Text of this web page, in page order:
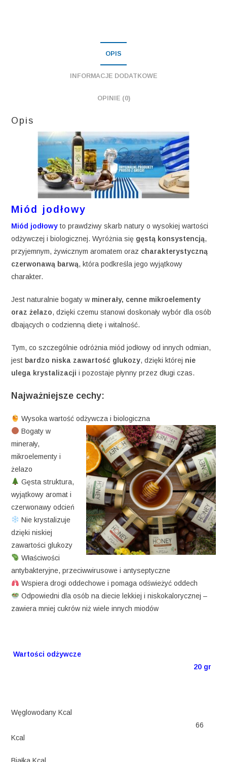
OPIS
INFORMACJE DODATKOWE
OPINIE (0)
Opis
Miód jodłowy
Miód jodłowy to prawdziwy skarb natury o wysokiej wartości
odżywczej i biologicznej. Wyróżnia się gęstą konsystencją,
przyjemnym, żywicznym aromatem oraz charakterystyczną
czerwonawą barwą, która podkreśla jego wyjątkowy
charakter.
Jest naturalnie bogaty w minerały, cenne mikroelementy
oraz żelazo, dzięki czemu stanowi doskonały wybór dla osób
dbających o codzienną dietę i witalność.
Tym, co szczególnie odróżnia miód jodłowy od innych odmian,
jest bardzo niska zawartość glukozy, dzięki której nie
ulega krystalizacji i pozostaje płynny przez długi czas.
Najważniejsze cechy:
Wysoka wartość odżywcza i biologiczna
Bogaty w
minerały,
mikroelementy i
żelazo
Gęsta struktura,
wyjątkowy aromat i
czerwonawy odcień
Nie krystalizuje
dzięki niskiej
zawartości glukozy
Właściwości
antybakteryjne, przeciwwirusowe i antyseptyczne
Wspiera drogi oddechowe i pomaga odświeżyć oddech
Odpowiedni dla osób na diecie lekkiej i niskokalorycznej –
zawiera mniej cukrów niż wiele innych miodów
Wartości odżywcze
20 gr
Węglowodany Kcal
66
Kcal